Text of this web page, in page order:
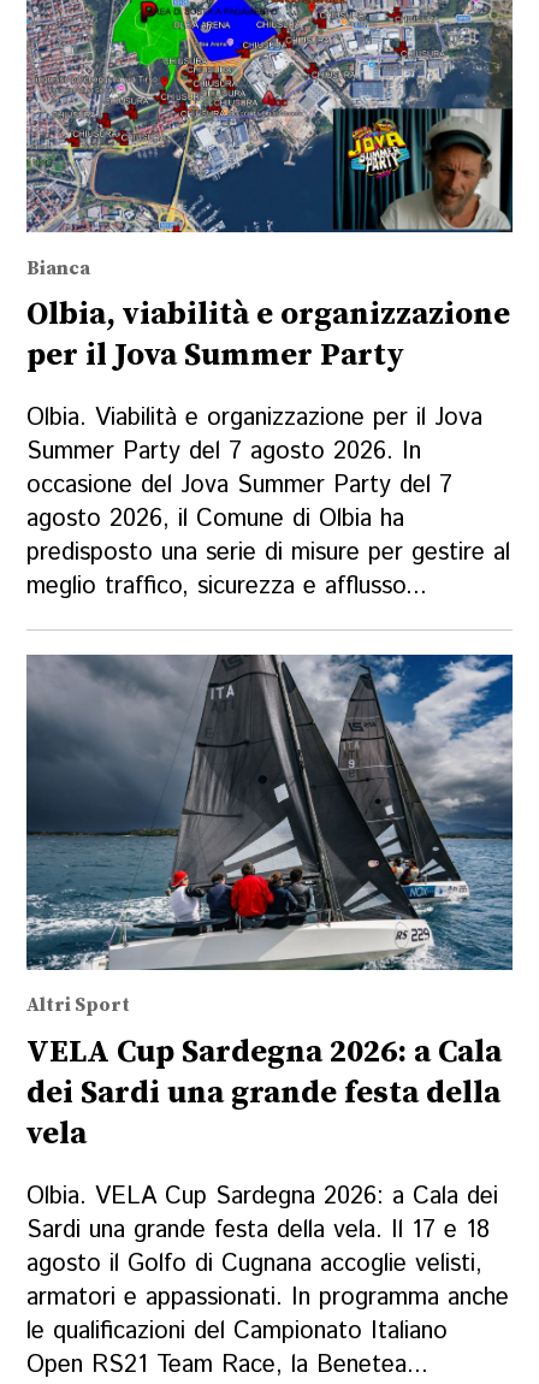
Bianca
Olbia, viabilità e organizzazione
per il Jova Summer Party
Olbia. Viabilità e organizzazione per il Jova
Summer Party del 7 agosto 2026. In
occasione del Jova Summer Party del 7
agosto 2026, il Comune di Olbia ha
predisposto una serie di misure per gestire al
meglio traffico, sicurezza e afflusso...
Altri Sport
VELA Cup Sardegna 2026: a Cala
dei Sardi una grande festa della
vela
Olbia. VELA Cup Sardegna 2026: a Cala dei
Sardi una grande festa della vela. Il 17 e 18
agosto il Golfo di Cugnana accoglie velisti,
armatori e appassionati. In programma anche
le qualificazioni del Campionato Italiano
Open RS21 Team Race, la Benetea...